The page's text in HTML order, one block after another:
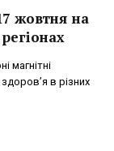
жовтня на
магнітні
в різних